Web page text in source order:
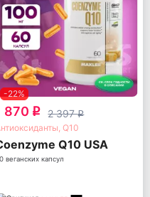
-22%
870 q 2 397q
Q10
Q10 USA
веганских капсул